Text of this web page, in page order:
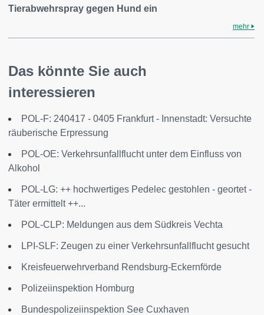
Tierabwehrspray gegen Hund ein
mehr
Das könnte Sie auch
interessieren
POL-F: 240417 - 0405 Frankfurt - Innenstadt: Versuchte
räuberische Erpressung
POL-OE: Verkehrsunfallflucht unter dem Einfluss von
Alkohol
POL-LG: ++ hochwertiges Pedelec gestohlen - geortet -
Täter ermittelt ++...
POL-CLP: Meldungen aus dem Südkreis Vechta
LPI-SLF: Zeugen zu einer Verkehrsunfallflucht gesucht
Kreisfeuerwehrverband Rendsburg-Eckernförde
Polizeiinspektion Homburg
Bundespolizeiinspektion See Cuxhaven